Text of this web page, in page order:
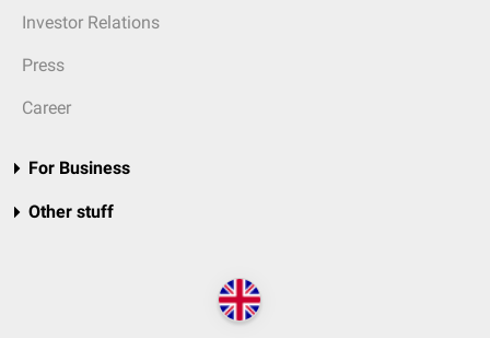
Investor Relations
Press
Career
For Business
Other stuff